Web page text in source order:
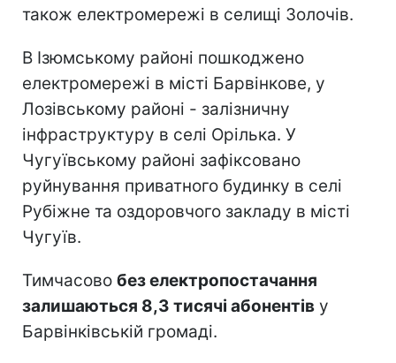
також електромережі в селищі Золочів.
В Ізюмському районі пошкоджено
електромережі в місті Барвінкове, у
Лозівському районі - залізничну
інфраструктуру в селі Орілька. У
Чугуївському районі зафіксовано
руйнування приватного будинку в селі
Рубіжне та оздоровчого закладу в місті
Чугуїв.
Тимчасово без електропостачання
залишаються 8,3 тисячі абонентів у
Барвінківській громаді.